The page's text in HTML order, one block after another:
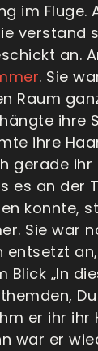
im Fluge.
verstand
an.
. Sie
Raum
ihre
ihre
gerade ihr
es an der
konnte,
Sie war
entsetzt
Blick „In
er ihr ihr
war er